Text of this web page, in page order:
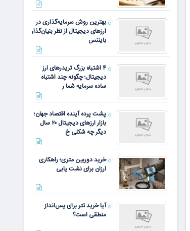
بهترین روش سرمایه‌گذاری در
ارزهای دیجیتال از نظر بنیان‌گذار
بایننس
۴ اشتباه بزرگ تریدرهای ارز
دیجیتال؛ چگونه چند اشتباه
ساده سرمایه شما ر
پشت پرده آینده اقتصاد جهان؛
بازار ارزهای دیجیتال ۲۰ سال
دیگر چه شکلی خ
خرید دوربین متری؛ راهکاری
ارزان برای نشت یابی
آیا خرید تتر برای پس‌انداز
منطقی است؟